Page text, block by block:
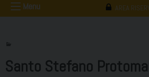
AREA
Menu
Santo Stefano